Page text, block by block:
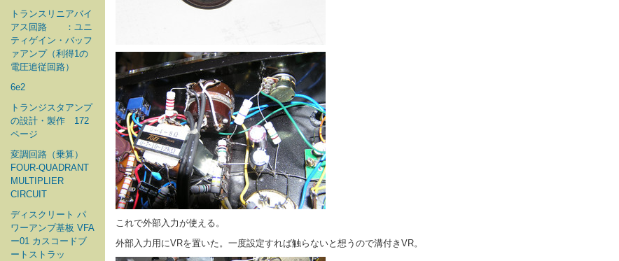
トランスリニアバイ
アス回路 ：ユニ
ティゲイン・バッフ
ァアンプ（利得1の
電圧追従回路）
6e2
トランジスタアンプ
の設計・製作 172
ページ
変調回路（乗算）
FOUR-QUADRANT
MULTIPLIER
CIRCUIT
ディスクリート パ
ワーアンプ基板 VFA
ー01 カスコードブ
ートストラッ
これで外部入力が使える。
外部入力用にVRを置いた。一度設定すれば触らないと想うので溝付きVR。